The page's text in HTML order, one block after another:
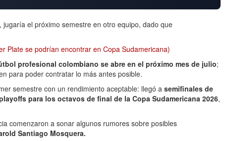
, jugaría el próximo semestre en otro equipo, dado que
Plate se podrían encontrar en Copa Sudamericana)
profesional colombiano se abre en el próximo mes de julio;
para poder contratar lo más antes posible.
semestre con un rendimiento aceptable: llegó a semifinales de
para los octavos de final de la Copa Sudamericana 2026,
comenzaron a sonar algunos rumores sobre posibles
Santiago Mosquera.